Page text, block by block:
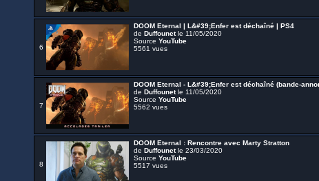
6
DOOM Eternal | L&#39;Enfer est déchaîné | PS4
de Duffounetle 11/05/2020
Source YouTube
5561 vues
7
DOOM Eternal - L&#39;Enfer est déchaîné (bande-
de Duffounetle 11/05/2020
Source YouTube
5562 vues
8
DOOM Eternal : Rencontre avec Marty Stratton
de Duffounetle 23/03/2020
Source YouTube
5517 vues